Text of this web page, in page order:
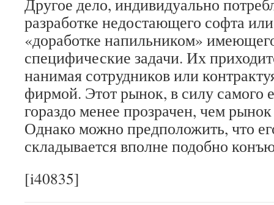
Другое дело, индивидуально
разработке недостающего софта
«доработке напильником»
специфические задачи. Их
нанимая сотрудников или
фирмой. Этот рынок, в силу самого
гораздо менее прозрачен, чем
Однако можно предположить, что
складывается вполне подобно
[i40835]